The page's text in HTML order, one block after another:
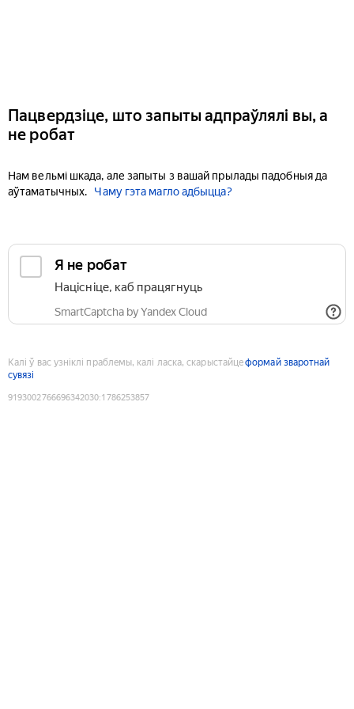
Пацвердзіце, што запыты адпраўлялі вы, а
не робат
Нам вельмі шкада, але запыты з вашай прылады падобныя да
аўтаматычных.
Чаму гэта магло адбыцца?
Я не робат
Націсніце, каб працягнуць
SmartCaptcha by Yandex Cloud
Калі ў вас узніклі праблемы, калі ласка, скарыстайцеформай зваротнай
сувязі
9193002766696342030:1786253857